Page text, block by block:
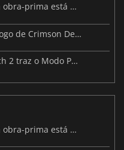
GTA VI: Para além dos atrasos, a obra-prima está quase a chegar
Pearl Abyss revela imagens de jogo de Crimson Desert para a PS5
A atualização da Nintendo Switch 2 traz o Modo Portátil aos jogos mais antigos da Switch
GTA VI: Para além dos atrasos, a obra-prima está quase a chegar